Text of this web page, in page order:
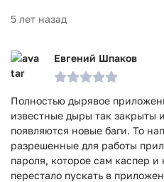
5 лет назад
Евгений Шпаков
Полностью дырявое
известные дыры так закрыты
появляются новые баги. То
разрешенные для работы
пароля, которое сам каспер и
перестало пускать в